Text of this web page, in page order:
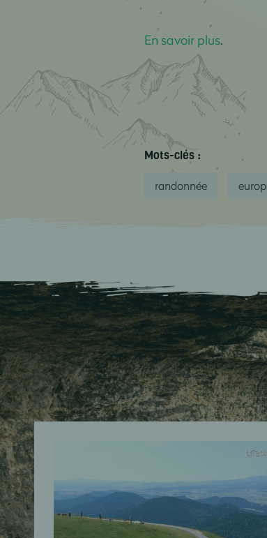
En savoir plus.
Mots-clés :
randonnée